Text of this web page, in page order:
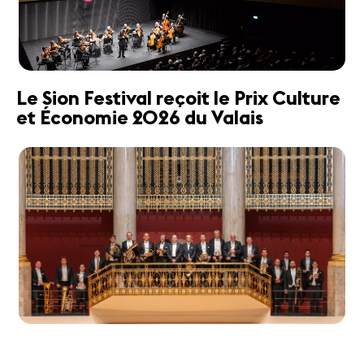
Le Sion Festival reçoit le Prix Culture
et Économie 2026 du Valais